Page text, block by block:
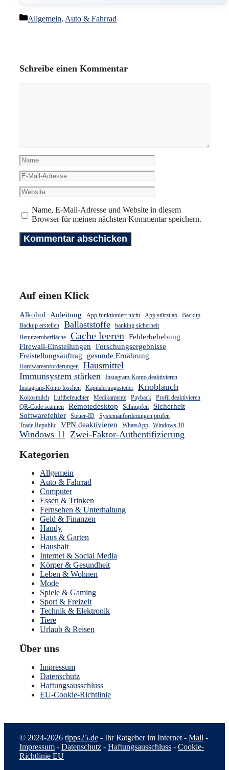
Kategorien
Allgemein, Auto & Fahrrad
Schreibe einen Kommentar
Name
E-
Mail-
Adresse
Website
Name, E-Mail-Adresse und Website in diesem
Browser für meinen nächsten Kommentar speichern.
Auf einen Klick
Alkohol Anleitung App funktioniert nicht App stürzt ab
Backup
Backup erstellen
Ballaststoffe
banking sicherheit
Benutzeroberfläche
Cache leeren Fehlerbehebung
Firewall-Einstellungen Forschungsergebnisse
Freistellungsauftrag
gesunde Ernährung
Hardwareanforderungen
Hausmittel
Immunsystem stärken
Instagram-Konto deaktivieren
Instagram-Konto löschen
Kapitalertragssteuer Knoblauch
Kokosmilch Luftbefeuchter Medikamente Payback
Profil deaktivieren
QR-Code scannen
Remotedesktop Schnupfen
Sicherheit
Softwarefehler
Steuer-ID
Systemanforderungen prüfen
Trade Republic
VPN deaktivieren WhatsApp Windows 10
Windows 11 Zwei-Faktor-Authentifizierung
Kategorien
Allgemein
Auto & Fahrrad
Computer
Essen & Trinken
Fernsehen & Unterhaltung
Geld & Finanzen
Handy
Haus & Garten
Haushalt
Internet & Social Media
Körper & Gesundheit
Leben & Wohnen
Mode
Spiele & Gaming
Sport & Freizeit
Technik & Elektronik
Tiere
Urlaub & Reisen
Über uns
Impressum
Datenschutz
Haftungsausschluss
EU-Cookie-Richtlinie
© 2024-2026 tipps25.de - Ihr Ratgeber im Internet - Mail -
Impressum - Datenschutz - Haftungsausschluss - Cookie-
Richtlinie EU